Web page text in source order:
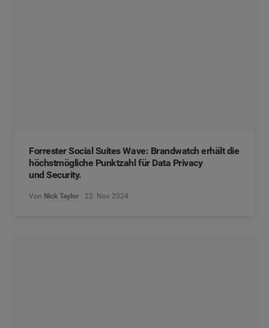
Forrester Social Suites Wave: Brandwatch erhält die
höchstmögliche Punktzahl für Data Privacy
und Security.
Von Nick Taylor 22. Nov 2024